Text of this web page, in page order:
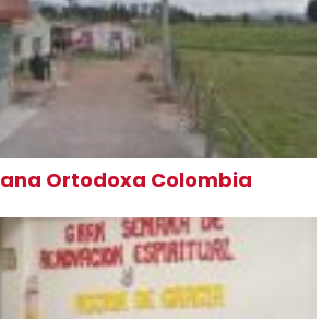
Ortodoxa Colombia